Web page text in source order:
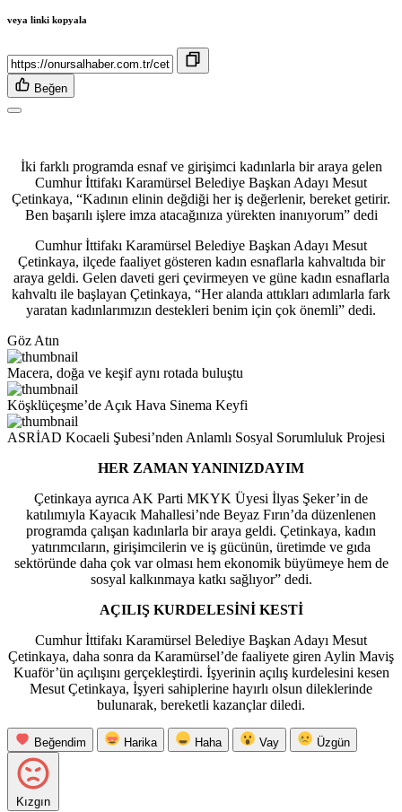
veya linki kopyala
Beğen
İki farklı programda esnaf ve girişimci kadınlarla bir araya gelen
Cumhur İttifakı Karamürsel Belediye Başkan Adayı Mesut
Çetinkaya, “Kadının elinin değdiği her iş değerlenir, bereket getirir.
Ben başarılı işlere imza atacağınıza yürekten inanıyorum” dedi
Cumhur İttifakı Karamürsel Belediye Başkan Adayı Mesut
Çetinkaya, ilçede faaliyet gösteren kadın esnaflarla kahvaltıda bir
araya geldi. Gelen daveti geri çevirmeyen ve güne kadın esnaflarla
kahvaltı ile başlayan Çetinkaya, “Her alanda attıkları adımlarla fark
yaratan kadınlarımızın destekleri benim için çok önemli” dedi.
Göz Atın
Macera, doğa ve keşif aynı rotada buluştu
Köşklüçeşme’de Açık Hava Sinema Keyfi
ASRİAD Kocaeli Şubesi’nden Anlamlı Sosyal Sorumluluk Projesi
HER ZAMAN YANINIZDAYIM
Çetinkaya ayrıca AK Parti MKYK Üyesi İlyas Şeker’in de
katılımıyla Kayacık Mahallesi’nde Beyaz Fırın’da düzenlenen
programda çalışan kadınlarla bir araya geldi. Çetinkaya, kadın
yatırımcıların, girişimcilerin ve iş gücünün, üretimde ve gıda
sektöründe daha çok var olması hem ekonomik büyümeye hem de
sosyal kalkınmaya katkı sağlıyor” dedi.
AÇILIŞ KURDELESİNİ KESTİ
Cumhur İttifakı Karamürsel Belediye Başkan Adayı Mesut
Çetinkaya, daha sonra da Karamürsel’de faaliyete giren Aylin Maviş
Kuaför’ün açılışını gerçekleştirdi. İşyerinin açılış kurdelesini kesen
Mesut Çetinkaya, İşyeri sahiplerine hayırlı olsun dileklerinde
bulunarak, bereketli kazançlar diledi.
Beğendim Harika Haha Vay Üzgün
Kızgın